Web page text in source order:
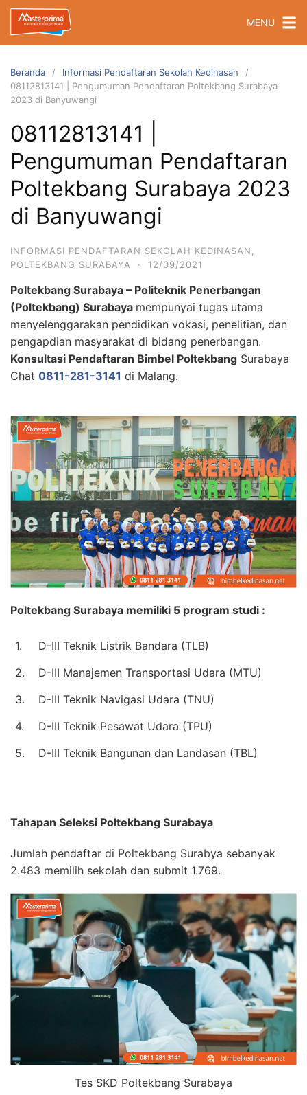
Langsung
konten
MENU
Beranda
Informasi Pendaftaran Sekolah Kedinasan
08112813141 | Pengumuman Pendaftaran Poltekbang Surabaya
2023 di Banyuwangi
08112813141 |
Pengumuman Pendaftaran
Poltekbang Surabaya 2023
di Banyuwangi
INFORMASI PENDAFTARAN SEKOLAH KEDINASAN
POLTEKBANG SURABAYA
· 12/09/2021
Poltekbang Surabaya – Politeknik Penerbangan
(Poltekbang) Surabaya mempunyai tugas utama
menyelenggarakan pendidikan vokasi, penelitian, dan
pengapdian masyarakat di bidang penerbangan.
Konsultasi Pendaftaran Bimbel Poltekbang Surabaya
Chat 0811-281-3141 di Malang.
Poltekbang Surabaya memiliki 5 program studi :
1.
D-III Teknik Listrik Bandara (TLB)
2.
D-III Manajemen Transportasi Udara (MTU)
3.
D-III Teknik Navigasi Udara (TNU)
4.
D-III Teknik Pesawat Udara (TPU)
5.
D-III Teknik Bangunan dan Landasan (TBL)
Tahapan Seleksi Poltekbang Surabaya
Jumlah pendaftar di Poltekbang Surabya sebanyak
2.483 memilih sekolah dan submit 1.769.
Tes SKD Poltekbang Surabaya